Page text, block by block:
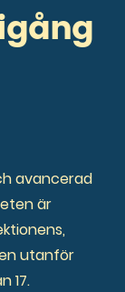
avancerad
är
utanför
17.